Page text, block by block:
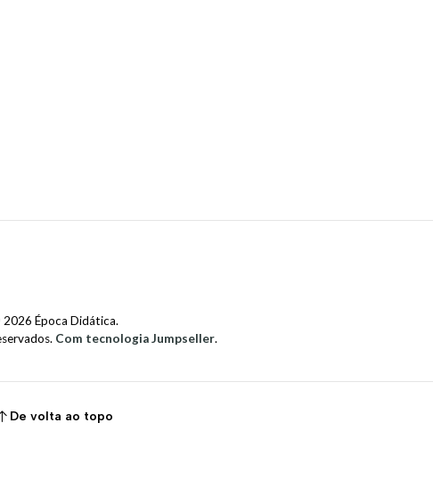
2026 Época Didática.
Com tecnologia Jumpseller.
De volta ao topo